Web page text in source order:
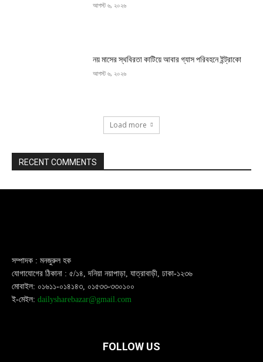
আগস্ট ৬, ২০২৬
নয় মাসের স্থবিরতা কাটিয়ে আবার গ্যাস পরিবহনে ইন্ট্রাকো
আগস্ট ৬, ২০২৬
Load more
RECENT COMMENTS
সম্পাদক : মনজুরুল হক
যোগাযোগের ঠিকানা : ৫/১৪, দনিয়া নয়াপাড়া, যাত্রাবাড়ী, ঢাকা-১২৩৬
মোবাইল: ০১৬১১-০১৪১৪৩, ০১৫৩৩-৩৩০১০০
ই-মেইল: dailysharebazar@gmail.com
FOLLOW US